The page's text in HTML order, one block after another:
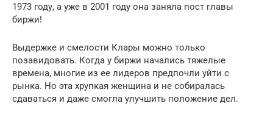
1973 году, а уже в 2001 году она заняла пост главы
биржи!
Выдержке и смелости Клары можно только
позавидовать. Когда у биржи начались тяжелые
времена, многие из ее лидеров предпочли уйти с
рынка. Но эта хрупкая женщина и не собиралась
сдаваться и даже смогла улучшить положение дел.